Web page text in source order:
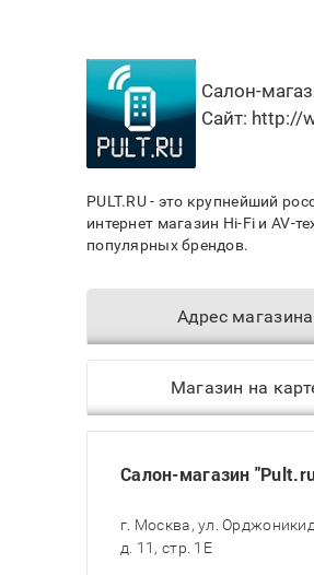
Салон-
Сайт: http://
PULT.RU - это крупнейший
интернет магазин Hi-Fi и AV-
популярных брендов.
Адрес магазина
Магазин на
Салон-магазин
г. Москва, ул.
д. 11, стр. 1E